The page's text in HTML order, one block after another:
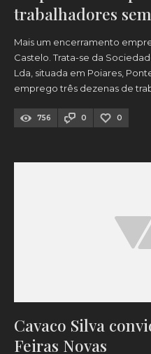
trabalhadores
Mais um encerramento
Castelo. Trata-se da
Lda, situada em Poiares,
emprego três dezenas de
756 0 0
Cavaco Silva
Feiras Novas